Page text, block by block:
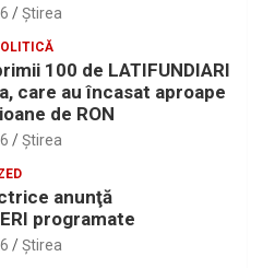
Ştirea
100 de LATIFUNDIARI
care au încasat aproape
de RON
Ştirea
anunţă
programate
Ştirea